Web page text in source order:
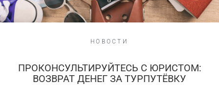
НОВОСТИ
ПРОКОНСУЛЬТИРУЙТЕСЬ С ЮРИСТОМ:
ВОЗВРАТ ДЕНЕГ ЗА ТУРПУТЁВКУ